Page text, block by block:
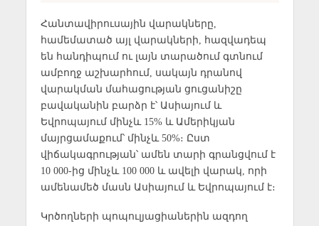
Հանտավիրուսային վարակները,
համեմատած այլ վարակների, հազվադեպ
են հանդիպում ու լայն տարածում գտնում
ամբողջ աշխարհում, սակայն դրանով
վարակման մահացության ցուցանիշը
բավականին բարձր է՝ Ասիայում և
Եվրոպայում մինչև 15% և Ամերիկյան
մայրցամաքում՝ մինչև 50%։ Ըստ
վիճակագրության՝ ամեն տարի գրանցվում է
10 000-ից մինչև 100 000 և ավելի վարակ, որի
ամենամեծ մասն Ասիայում և Եվրոպայում է։
Կրծողների պոպուլյացիաներին ազդող